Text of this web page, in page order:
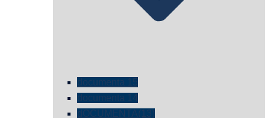
documenta 15
documenta 14
dOCUMENTA(13)